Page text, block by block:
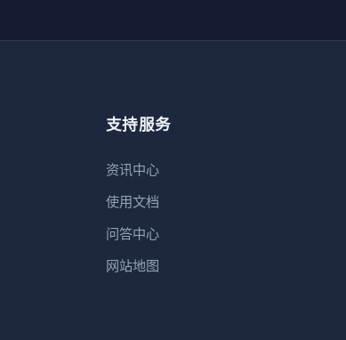
支持服务
资讯中心
使用文档
问答中心
网站地图